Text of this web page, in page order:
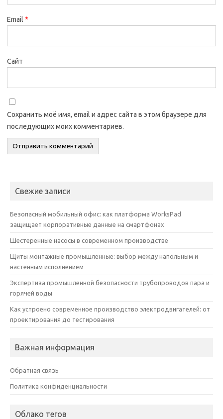
Email *
Сайт
Сохранить моё имя, email и адрес сайта в этом браузере для
последующих моих комментариев.
Свежие записи
Безопасный мобильный офис: как платформа WorksPad
защищает корпоративные данные на смартфонах
Шестеренные насосы в современном производстве
Щиты монтажные промышленные: выбор между напольным и
настенным исполнением
Экспертиза промышленной безопасности трубопроводов пара и
горячей воды
Как устроено современное производство электродвигателей: от
проектирования до тестирования
Важная информация
Обратная связь
Политика конфиденциальности
Облако тегов